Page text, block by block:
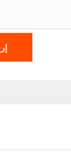
كيفية إزالة